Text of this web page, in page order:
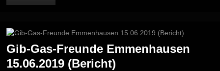
Gib-Gas-Freunde Emmenhausen
15.06.2019 (Bericht)